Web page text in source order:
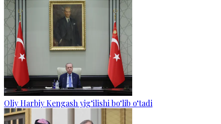
Oliy Harbiy Kengash yig‘ilishi bo‘lib o‘tadi